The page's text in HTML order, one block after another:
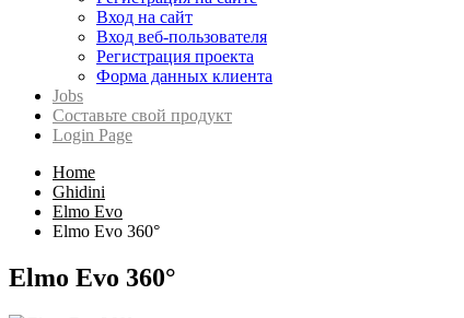
Вход на сайт
Вход веб-пользователя
Регистрация проекта
Форма данных клиента
Jobs
Составьте свой продукт
Login Page
Home
Ghidini
Elmo Evo
Elmo Evo 360°
Elmo Evo 360°